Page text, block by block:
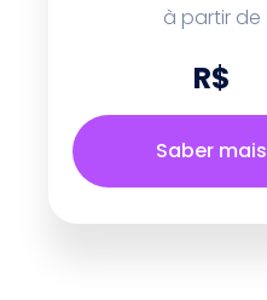
à partir de
R$
Saber mais